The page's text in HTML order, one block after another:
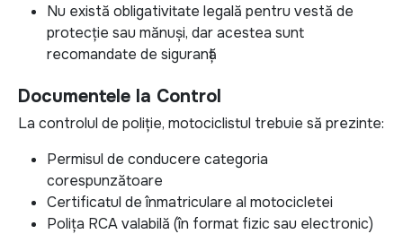
Nu există obligativitate legală pentru vestă de
protecție sau mănuși, dar acestea sunt
recomandate de siguranță
Documentele la Control
La controlul de poliție, motociclistul trebuie să prezinte:
Permisul de conducere categoria
corespunzătoare
Certificatul de înmatriculare al motocicletei
Polița RCA valabilă (în format fizic sau electronic)